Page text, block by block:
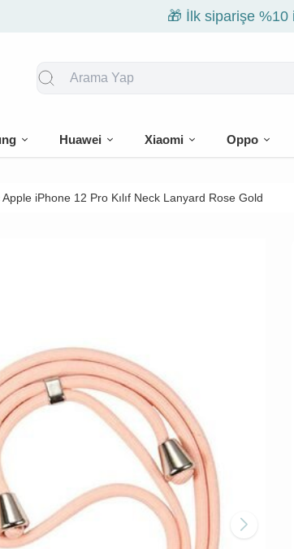
🎁 İlk siparişe %10 indirim
Huawei Xiaomi Oppo
iPhone 12 Pro Kılıf Neck Lanyard Rose Gold